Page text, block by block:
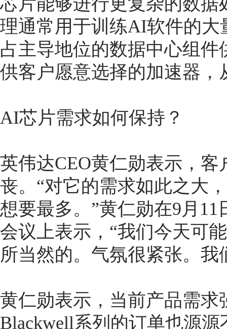
理通常用于训练AI软件的
占主导地位的数据中心组
供客户愿意选择的加速器
AI芯片需求如何保持？
英伟达CEO黄仁勋表示，
丧。“对它的需求如此之大
想要最多。”黄仁勋在9月
会议上表示，“我们今天可
所当然的。气氛很紧张。我
黄仁勋表示，当前产品需
Blackwell系列的订单也源